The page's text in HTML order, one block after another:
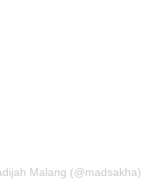
Malang (@madsakha)